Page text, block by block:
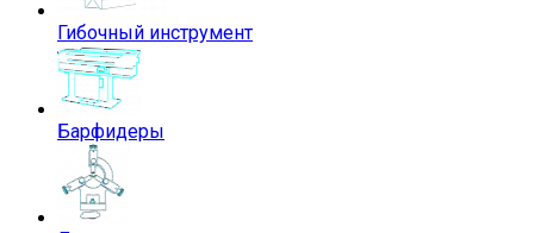
Гибочный инструмент
Барфидеры